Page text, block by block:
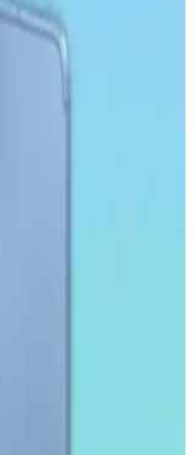
Tab S9 Plus
ve estetik sunar.
kullanımı rahat bir
ve ergonomik
kullanım sağlar,
seçenektir.
Kırılmaz
Yorumları
kırılmaz ekran
özellikleriyle